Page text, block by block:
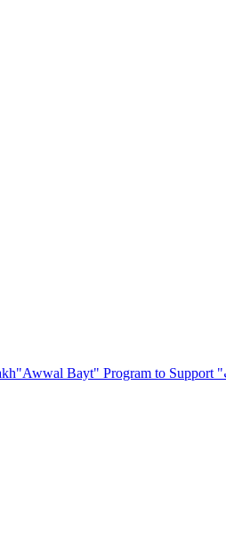
" inviting poets and writers from around the world to participate in Kazakh
"Awwal Bayt" Program to Support